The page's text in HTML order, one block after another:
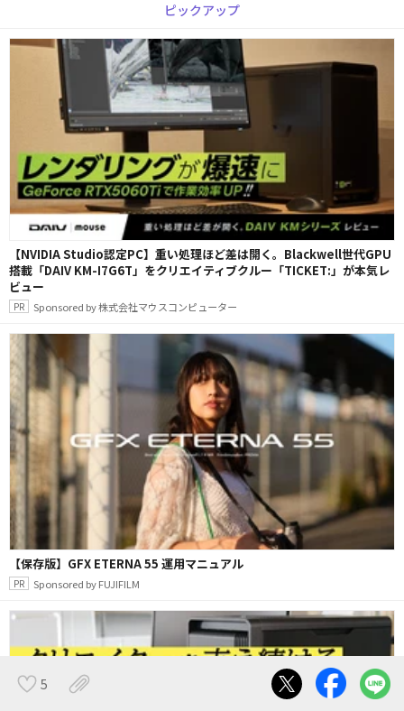
5
ピックアップ
【NVIDIA Studio認定PC】重い処理ほど差は開く。Blackwell世代GPU
搭載「DAIV KM-I7G6T」をクリエイティブクルー「TICKET:」が本気レ
ビュー
Sponsored by 株式会社マウスコンピューター
【保存版】GFX ETERNA 55 運用マニュアル
Sponsored by FUJIFILM